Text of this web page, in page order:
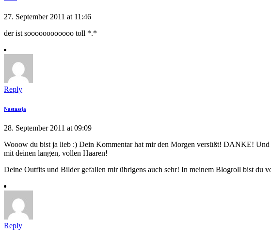
27. September 2011 at 11:46
der ist soooooooooooo toll *.*
Reply
Nastassja
28. September 2011 at 09:09
Wooow du bist ja lieb :) Dein Kommentar hat mir den Morgen versüßt! DANKE! Und
mit deinen langen, vollen Haaren!
Deine Outfits und Bilder gefallen mir übrigens auch sehr! In meinem Blogroll bist du
Reply